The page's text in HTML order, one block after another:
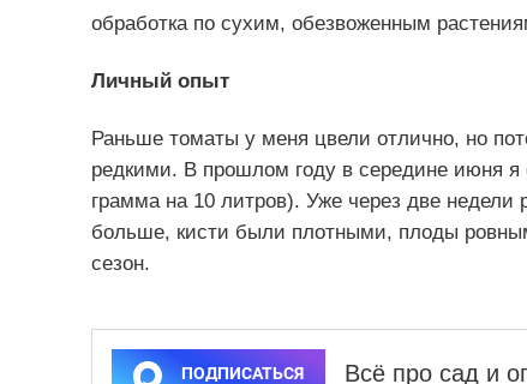
обработка по сухим, обезвоженным
Личный опыт
Раньше томаты у меня цвели отлично, но
редкими. В прошлом году в середине июня я
грамма на 10 литров). Уже через две недели
больше, кисти были плотными, плоды
сезон.
ПОДПИСАТЬСЯ Всё про сад и